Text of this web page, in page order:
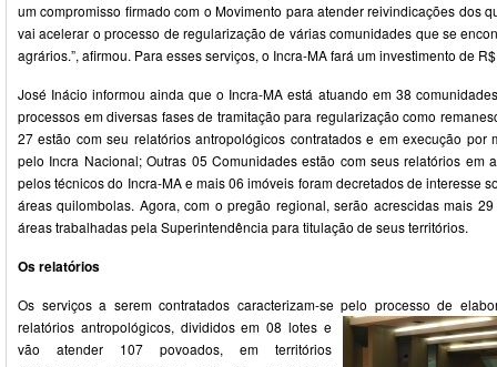
um compromisso firmado com o Movimento para atender reivindicações dos
vai acelerar o processo de regularização de várias comunidades que se
agrários.”, afirmou. Para esses serviços, o Incra-MA fará um investimento de
José Inácio informou ainda que o Incra-MA está atuando em 38
processos em diversas fases de tramitação para regularização como
27 estão com seu relatórios antropológicos contratados e em execução por
pelo Incra Nacional; Outras 05 Comunidades estão com seus relatórios em
pelos técnicos do Incra-MA e mais 06 imóveis foram decretados de interesse
áreas quilombolas. Agora, com o pregão regional, serão acrescidas mais
áreas trabalhadas pela Superintendência para titulação de seus territórios.
Os relatórios
Os serviços a serem contratados caracterizam-se pelo processo de
relatórios antropológicos, divididos em 08 lotes e
vão atender 107 povoados, em territórios